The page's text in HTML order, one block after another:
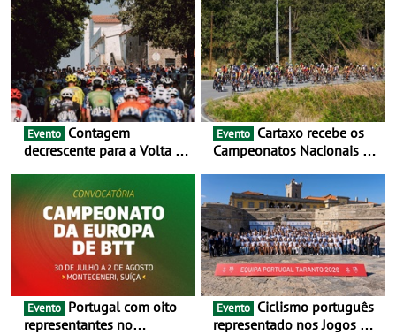
Evento
decrescente para a Volta a
as 17 equipas de 2026
Evento
Campeonatos Nacionais da
julho e 2 de agosto
Evento
representantes no
Evento
representado nos Jogos do